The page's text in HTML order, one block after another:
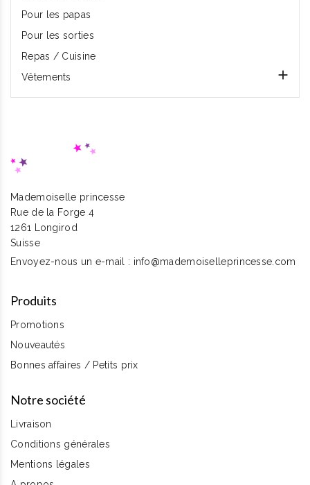
Pour les papas
Pour les sorties
Repas / Cuisine
Vêtements

Mademoiselle princesse
Rue de la Forge 4
1261 Longirod
Suisse
Envoyez-nous un e-mail : info@mademoiselleprincesse.com
Produits
Promotions
Nouveautés
Bonnes affaires / Petits prix
Notre société
Livraison
Conditions générales
Mentions légales